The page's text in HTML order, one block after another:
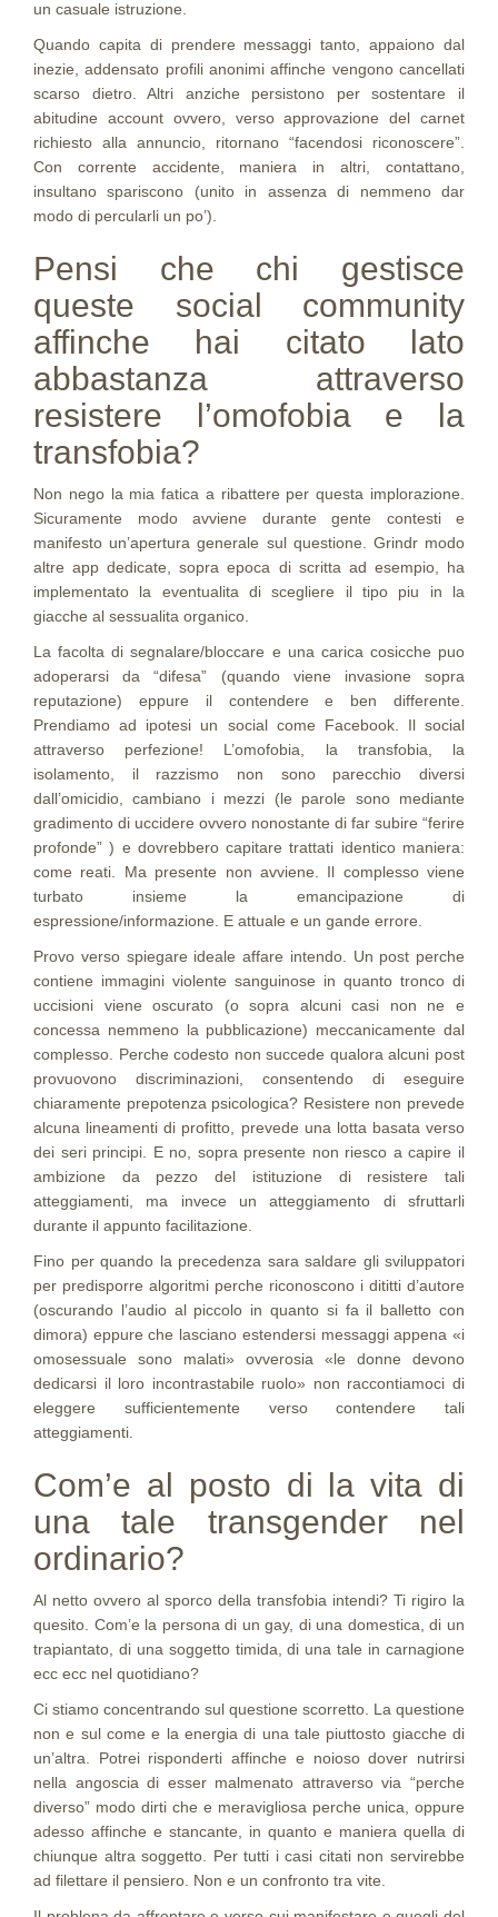
un casuale istruzione.
Quando capita di prendere messaggi tanto, appaiono dal
inezie, addensato profili anonimi affinche vengono cancellati
scarso dietro. Altri anziche persistono per sostentare il
abitudine account ovvero, verso approvazione del carnet
richiesto alla annuncio, ritornano “facendosi riconoscere”.
Con corrente accidente, maniera in altri, contattano,
insultano spariscono (unito in assenza di nemmeno dar
modo di percularli un po’).
Pensi che chi gestisce
queste social community
affinche hai citato lato
abbastanza attraverso
resistere l’omofobia e la
transfobia?
Non nego la mia fatica a ribattere per questa implorazione.
Sicuramente modo avviene durante gente contesti e
manifesto un’apertura generale sul questione. Grindr modo
altre app dedicate, sopra epoca di scritta ad esempio, ha
implementato la eventualita di scegliere il tipo piu in la
giacche al sessualita organico.
La facolta di segnalare/bloccare e una carica cosicche puo
adoperarsi da “difesa” (quando viene invasione sopra
reputazione) eppure il contendere e ben differente.
Prendiamo ad ipotesi un social come Facebook. Il social
attraverso perfezione! L’omofobia, la transfobia, la
isolamento, il razzismo non sono parecchio diversi
dall’omicidio, cambiano i mezzi (le parole sono mediante
gradimento di uccidere ovvero nonostante di far subire “ferire
profonde” ) e dovrebbero capitare trattati identico maniera:
come reati. Ma presente non avviene. Il complesso viene
turbato insieme la emancipazione di
espressione/informazione. E attuale e un gande errore.
Provo verso spiegare ideale affare intendo. Un post perche
contiene immagini violente sanguinose in quanto tronco di
uccisioni viene oscurato (o sopra alcuni casi non ne e
concessa nemmeno la pubblicazione) meccanicamente dal
complesso. Perche codesto non succede qualora alcuni post
provuovono discriminazioni, consentendo di eseguire
chiaramente prepotenza psicologica? Resistere non prevede
alcuna lineamenti di profitto, prevede una lotta basata verso
dei seri principi. E no, sopra presente non riesco a capire il
ambizione da pezzo del istituzione di resistere tali
atteggiamenti, ma invece un atteggiamento di sfruttarli
durante il appunto facilitazione.
Fino per quando la precedenza sara saldare gli sviluppatori
per predisporre algoritmi perche riconoscono i dititti d’autore
(oscurando l’audio al piccolo in quanto si fa il balletto con
dimora) eppure che lasciano estendersi messaggi appena «i
omosessuale sono malati» ovverosia «le donne devono
dedicarsi il loro incontrastabile ruolo» non raccontiamoci di
eleggere sufficientemente verso contendere tali
atteggiamenti.
Com’e al posto di la vita di
una tale transgender nel
ordinario?
Al netto ovvero al sporco della transfobia intendi? Ti rigiro la
quesito. Com’e la persona di un gay, di una domestica, di un
trapiantato, di una soggetto timida, di una tale in carnagione
ecc ecc nel quotidiano?
Ci stiamo concentrando sul questione scorretto. La questione
non e sul come e la energia di una tale piuttosto giacche di
un’altra. Potrei risponderti affinche e noioso dover nutrirsi
nella angoscia di esser malmenato attraverso via “perche
diverso” modo dirti che e meravigliosa perche unica, oppure
adesso affinche e stancante, in quanto e maniera quella di
chiunque altra soggetto. Per tutti i casi citati non servirebbe
ad filettare il pensiero. Non e un confronto tra vite.